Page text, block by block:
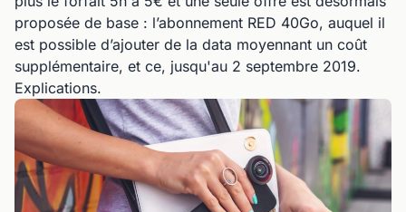
proposée de base : l’abonnement RED 40Go, auquel il
est possible d’ajouter de la data moyennant un coût
supplémentaire, et ce, jusqu'au 2 septembre 2019.
Explications.